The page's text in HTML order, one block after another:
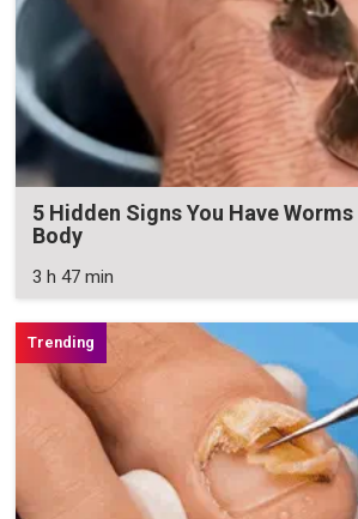
5 Hidden Signs You Have
Body
3 h 47 min